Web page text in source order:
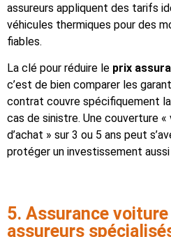
assureurs appliquent des tarifs
véhicules thermiques pour des
fiables.
La clé pour réduire le prix
c’est de bien comparer les
contrat couvre spécifiquement
cas de sinistre. Une couverture «
d’achat » sur 3 ou 5 ans peut
protéger un investissement
5. Assurance
assureurs